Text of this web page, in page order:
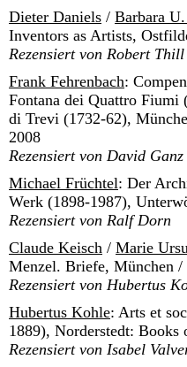
Dieter Daniels / Barbara
Inventors as Artists,
Rezensiert von Robert Thill
Frank Fehrenbach:
Fontana dei Quattro Fiumi
di Trevi (1732-62),
2008
Rezensiert von David Ganz
Michael Früchtel: Der
Werk (1898-1987),
Rezensiert von Ralf Dorn
Claude Keisch / Marie
Menzel. Briefe, München
Rezensiert von Hubertus
Hubertus Kohle: Arts et
1889), Norderstedt: Books
Rezensiert von Isabel